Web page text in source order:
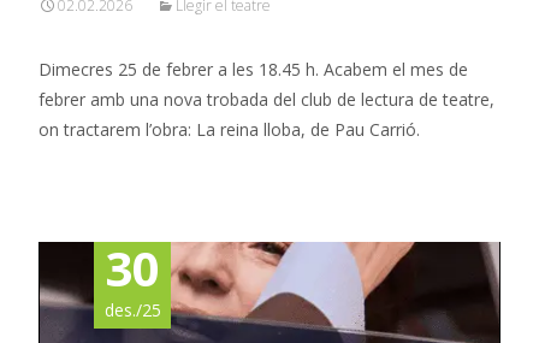
02.02.2026 Llegir el teatre
Dimecres 25 de febrer a les 18.45 h. Acabem el mes de
febrer amb una nova trobada del club de lectura de teatre,
on tractarem l’obra: La reina lloba, de Pau Carrió.
30
des./25